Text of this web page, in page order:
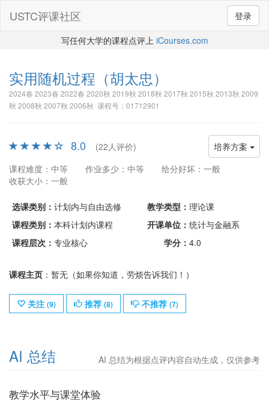
登录
USTC评课社区
写任何大学的课程点评上 iCourses.com
实用随机过程 （胡太忠）
2024春 2023春 2022春 2020秋 2019秋 2018秋 2017秋 2015秋 2013秋 2009
秋 2008秋 2007秋 2006秋 课程号：01712901
培养方案
8.0
(22人评价)
课程难度：中等
作业多少：中等
给分好坏：一般
收获大小：一般
选课类别： 计划内与自由选修 教学类型： 理论课
课程类别： 本科计划内课程 开课单位： 统计与金融系
课程层次： 专业核心 学分： 4.0
课程主页 ：暂无（如果你知道，劳烦告诉我们！）
关注 (9) 推荐 (8) 不推荐 (7)
AI 总结 AI 总结为根据点评内容自动生成，仅供参考
教学水平与课堂体验